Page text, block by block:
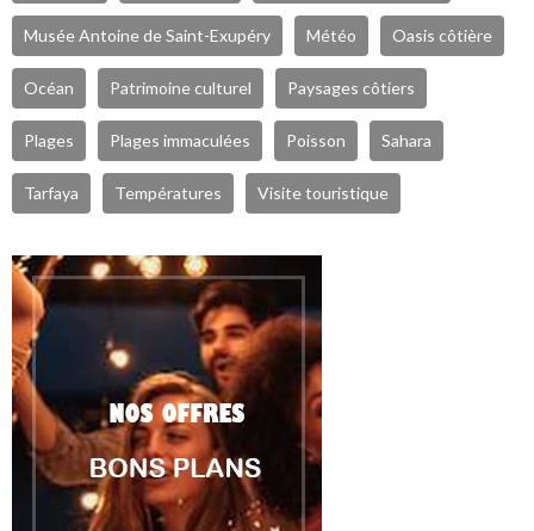
Musée Antoine de Saint-Exupéry Météo Oasis côtière
Océan Patrimoine culturel Paysages côtiers
Plages Plages immaculées Poisson Sahara
Tarfaya Températures Visite touristique